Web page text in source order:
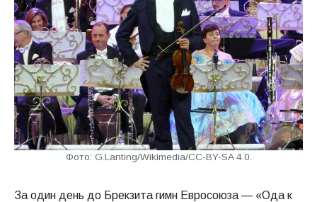
Фото: G.Lanting/Wikimedia/CC-BY-SA 4.0.
За один день до Брекзита гимн Евросоюза — «Ода к